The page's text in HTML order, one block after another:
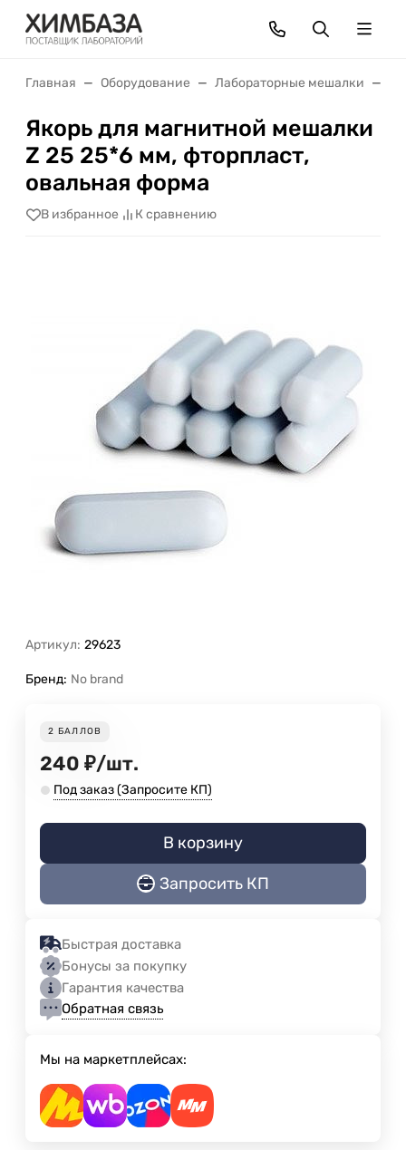
Главная Оборудование Лабораторные мешалки
Якорь для магнитной мешалки
Z 25 25*6 мм, фторпласт,
овальная форма
В избранное К сравнению
Артикул: 29623
Бренд: No brand
2 БАЛЛОВ
240 ₽/шт.
Под заказ (Запросите КП)
В корзину
Запросить КП
Быстрая доставка
Бонусы за покупку
Гарантия качества
Обратная связь
Мы на маркетплейсах: